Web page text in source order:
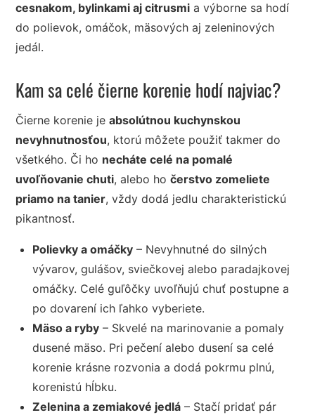
cesnakom, bylinkami aj citrusmi a výborne sa hodí
do polievok, omáčok, mäsových aj zeleninových
jedál.
Kam sa celé čierne korenie hodí najviac?
Čierne korenie jeabsolútnou kuchynskou
nevyhnutnosťou, ktorú môžete použiť takmer do
všetkého. Či ho necháte celé na pomalé
uvoľňovanie chuti, alebo hočerstvo zomeliete
priamo na tanier, vždy dodá jedlu charakteristickú
pikantnosť.
Polievky a omáčky – Nevyhnutné do silných
vývarov, gulášov, sviečkovej alebo paradajkovej
omáčky. Celé guľôčky uvoľňujú chuť postupne a
po dovarení ich ľahko vyberiete.
Mäso a ryby – Skvelé na marinovanie a pomaly
dusené mäso. Pri pečení alebo dusení sa celé
korenie krásne rozvonia a dodá pokrmu plnú,
korenistú hĺbku.
Zelenina a zemiakové jedlá – Stačí pridať pár